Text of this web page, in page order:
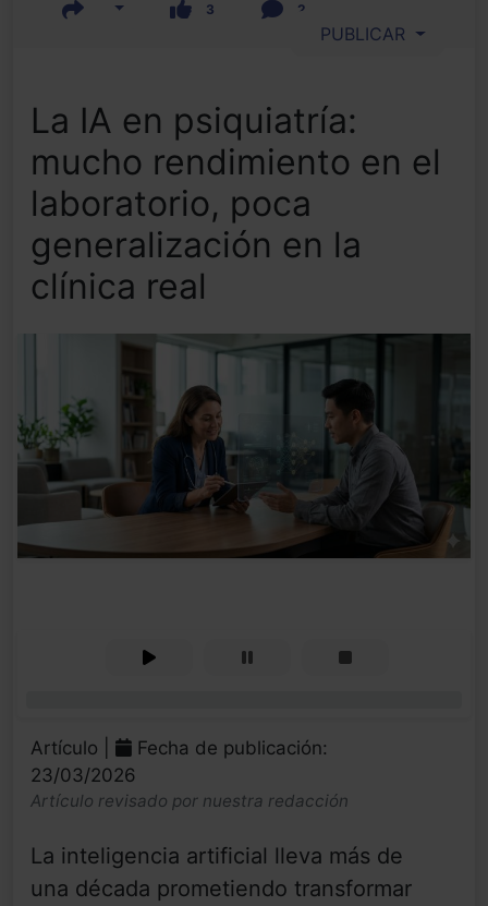
3 2
PUBLICAR
La IA en psiquiatría:
mucho rendimiento en el
laboratorio, poca
generalización en la
clínica real
Artículo |
Fecha de publicación:
23/03/2026
Artículo revisado por nuestra redacción
La inteligencia artificial lleva más de
una década prometiendo transformar